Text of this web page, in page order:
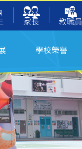
家長 教職員
學校榮譽